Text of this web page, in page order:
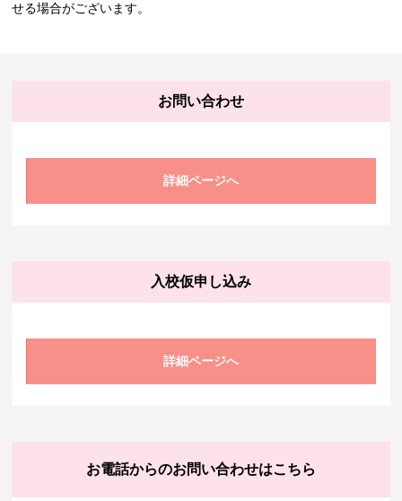
せる場合がございます。
お問い合わせ
詳細ページへ
入校仮申し込み
詳細ページへ
お電話からのお問い合わせはこちら